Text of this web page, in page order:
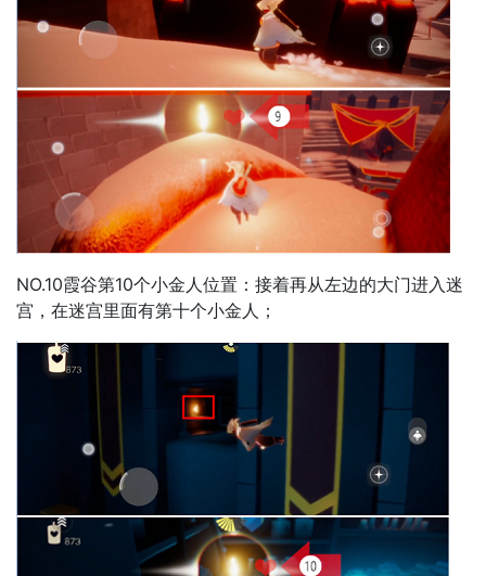
NO.10霞谷第10个小金人位置：接着再从左边的大门进入迷
宫，在迷宫里面有第十个小金人；